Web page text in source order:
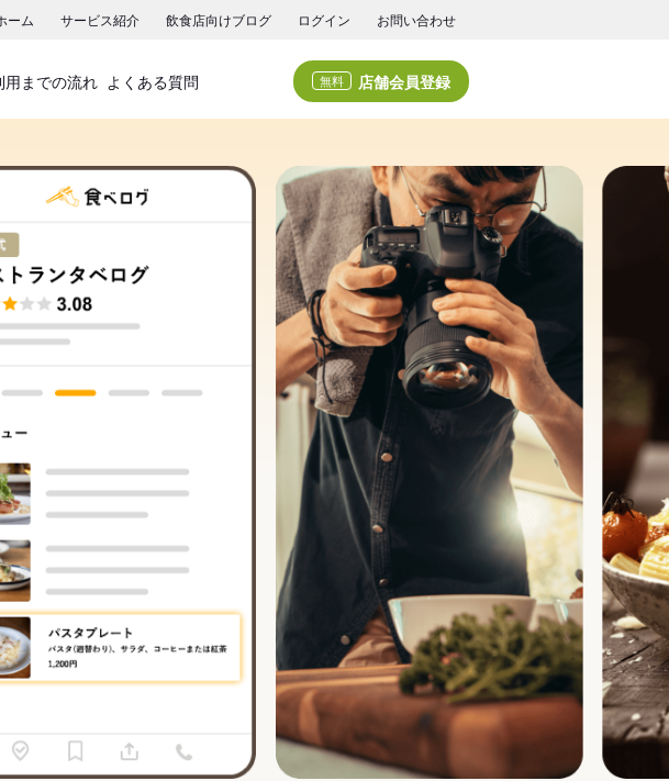
ーム サービス紹介 飲食店向けブログ ログイン お問い合わせ
用までの流れ よくある質問 無料 店舗会員登録
店の情報を発信